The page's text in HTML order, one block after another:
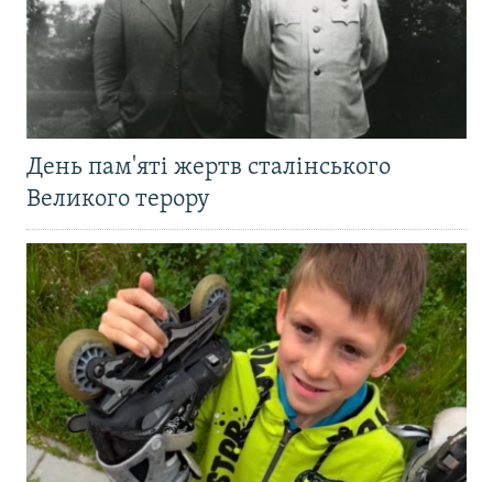
День пам'яті жертв сталінського
Великого терору